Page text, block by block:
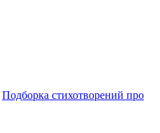
Подборка стихотворений про